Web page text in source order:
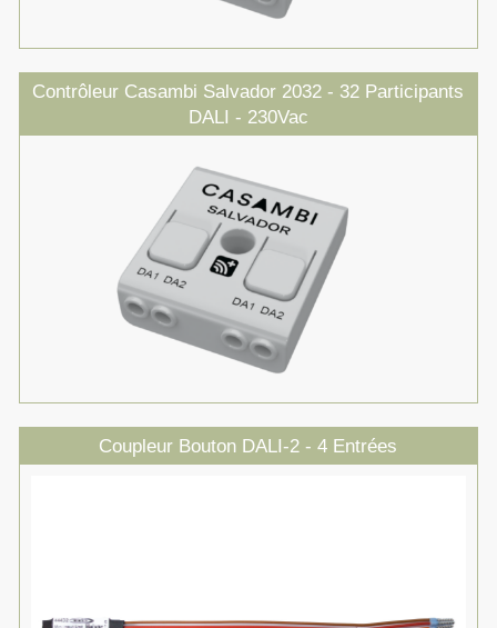
Contrôleur Casambi Salvador 2032 - 32 Participants
DALI - 230Vac
Coupleur Bouton DALI-2 - 4 Entrées